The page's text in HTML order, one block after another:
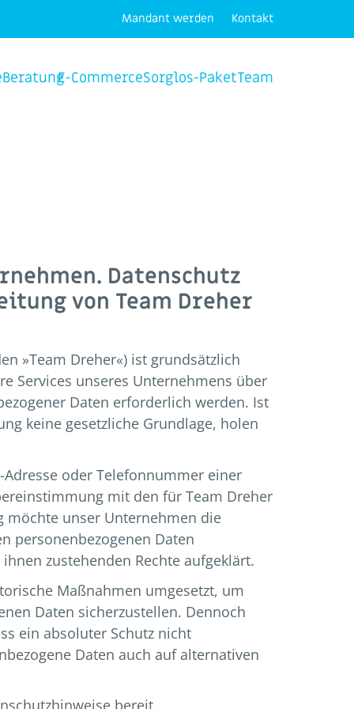
Mandant werden Kontakt
BeratungE-CommerceSorglos-PaketTeam
Datenschutz
von Team Dreher
»Team Dreher«) ist grundsätzlich
Services unseres Unternehmens über
Daten erforderlich werden. Ist
keine gesetzliche Grundlage, holen
oder Telefonnummer einer
mit den für Team Dreher
möchte unser Unternehmen die
personenbezogenen Daten
zustehenden Rechte aufgeklärt.
Maßnahmen umgesetzt, um
Daten sicherzustellen. Dennoch
ein absoluter Schutz nicht
Daten auch auf alternativen